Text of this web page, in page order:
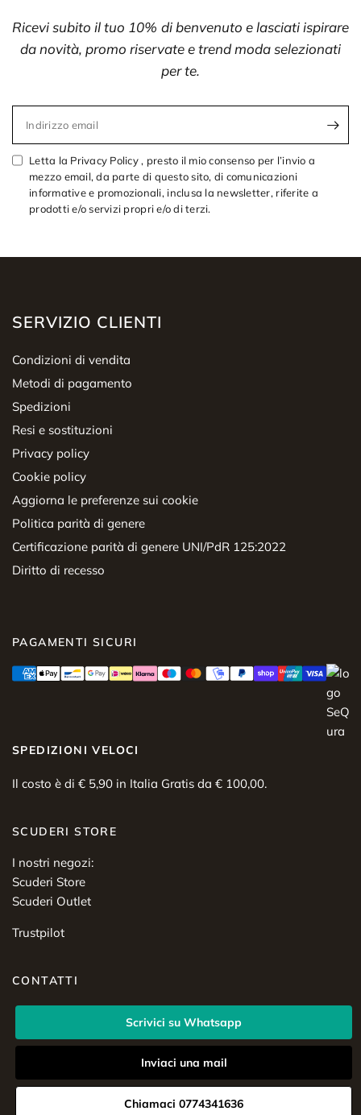
Ricevi subito il tuo 10% di benvenuto e lasciati ispirare
da novità, promo riservate e trend moda selezionati
per te.
Indirizzo email
Letta la Privacy Policy , presto il mio consenso per l’invio a
mezzo email, da parte di questo sito, di comunicazioni
informative e promozionali, inclusa la newsletter, riferite a
prodotti e/o servizi propri e/o di terzi.
SERVIZIO CLIENTI
Condizioni di vendita
Metodi di pagamento
Spedizioni
Resi e sostituzioni
Privacy policy
Cookie policy
Aggiorna le preferenze sui cookie
Politica parità di genere
Certificazione parità di genere UNI/PdR 125:2022
Diritto di recesso
PAGAMENTI SICURI
SPEDIZIONI VELOCI
Il costo è di € 5,90 in Italia Gratis da € 100,00.
SCUDERI STORE
I nostri negozi:
Scuderi Store
Scuderi Outlet
Trustpilot
CONTATTI
Scrivici su Whatsapp
Inviaci una mail
Chiamaci 0774341636